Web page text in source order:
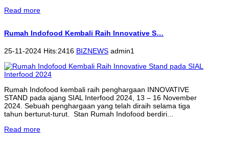
Read more
Rumah Indofood Kembali Raih Innovative S…
25-11-2024 Hits:2416 BIZNEWS admin1
Rumah Indofood kembali raih penghargaan INNOVATIVE
STAND pada ajang SIAL Interfood 2024, 13 – 16 November
2024. Sebuah penghargaan yang telah diraih selama tiga
tahun berturut-turut. Stan Rumah Indofood berdiri...
Read more